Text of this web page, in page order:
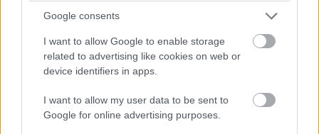
Google consents
I want to allow Google to enable storage
related to advertising like cookies on web or
device identifiers in apps.
I want to allow my user data to be sent to
Google for online advertising purposes.
pakol Rád!
Így lehet kockahasad úszógumi helyett
Egy nullkalóriás zöldség, ami nagyon jól
variálható és igazán egészséges